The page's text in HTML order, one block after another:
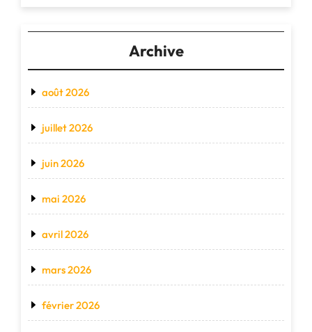
Archive
août 2026
juillet 2026
juin 2026
mai 2026
avril 2026
mars 2026
février 2026